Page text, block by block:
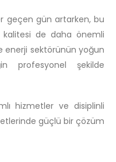
geçen gün artarken, bu
de daha önemli
enerji sektörünün yoğun
profesyonel şekilde
hizmetler ve disiplinli
güçlü bir çözüm